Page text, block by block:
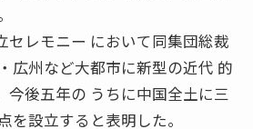
セレモニー において同集団総裁
広州など大都市に新型の近代 的
今後五年の うちに中国全土に三
を設立すると表明した。